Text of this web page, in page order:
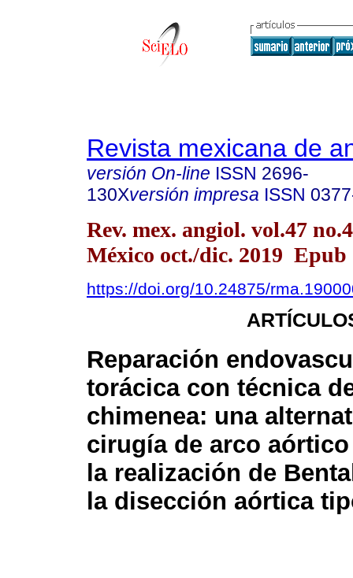
Revista mexicana de
versión On-line ISSN 2696-
130Xversión impresa ISSN
Rev. mex. angiol. vol.47
México oct./dic. 2019 Epub
https://doi.org/10.24875/
Reparación
torácica con técnica
chimenea: una
cirugía de arco
la realización de
la disección aórtica